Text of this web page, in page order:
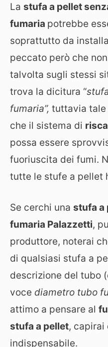
La stufa a pellet
fumaria potrebbe
soprattutto da
peccato però che
talvolta sugli stessi
trova la dicitura “
fumaria”, tuttavia tale
che il sistema di
possa essere
fuoriuscita dei fumi.
tutte le stufe a pellet
Se cerchi una stufa a
fumaria Palazzetti,
produttore, noterai
di qualsiasi stufa a
descrizione del tubo
voce diametro tubo
attimo a pensare al
stufa a pellet, capirai
indispensabile.